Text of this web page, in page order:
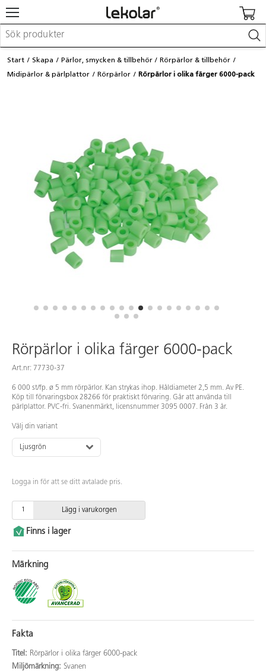
Möbler & inredning
Lekplatsutrustning & utemiljö
Logga in / Registrera dig
Hitta din säljare
Kontakta Lekolar
Start Skapa Pärlor, smycken & tillbehör
Rörpärlor & tillbehör
Midipärlor & pärlplattor
Rörpärlor Rörpärlor i olika färger 6000-pack
Rörpärlor i olika färger 6000-pack
Art.nr: 77730-37
6 000 st/fp. ø 5 mm rörpärlor. Kan strykas ihop. Håldiameter 2,5 mm. Av PE.
Köp till förvaringsbox 28266 för praktiskt förvaring. Går att använda till
pärlplattor. PVC-fri. Svanenmärkt, licensnummer 3095 0007. Från 3 år.
Välj din variant
Ljusgrön
Logga in för att se ditt avtalade pris.
Lägg i varukorgen
Finns i lager
Märkning
Fakta
Titel: Rörpärlor i olika färger 6000-pack
Miljömärkning: Svanen